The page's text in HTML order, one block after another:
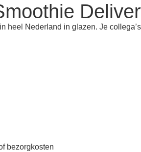
heel Nederland in glazen. Je
bezorgkosten